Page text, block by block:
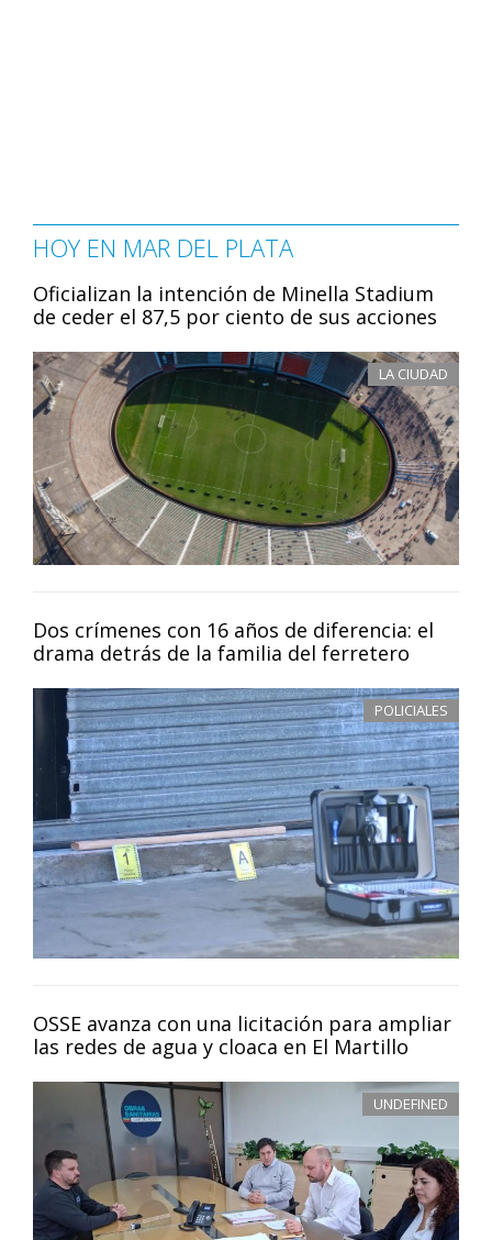
HOY EN MAR DEL PLATA
Oficializan la intención de Minella Stadium
de ceder el 87,5 por ciento de sus acciones
LA CIUDAD
Dos crímenes con 16 años de diferencia: el
drama detrás de la familia del ferretero
POLICIALES
OSSE avanza con una licitación para ampliar
las redes de agua y cloaca en El Martillo
UNDEFINED